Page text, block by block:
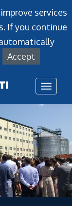
services
If you continue
Accept